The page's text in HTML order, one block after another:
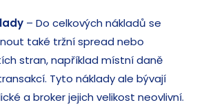
– Do celkových nákladů se
také tržní spread nebo
stran, například místní daně
Tyto náklady ale bývají
a broker jejich velikost neovlivní.